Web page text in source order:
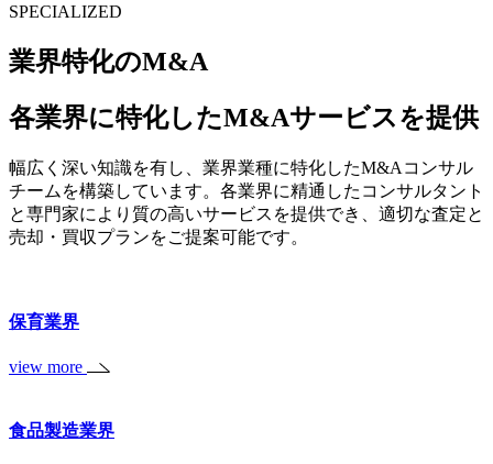
SPECIALIZED
業界特化のM&A
各業界に特化したM&Aサービスを提供
幅広く深い知識を有し、業界業種に特化したM&Aコンサル
チームを構築しています。各業界に精通したコンサルタント
と専門家により質の高いサービスを提供でき、適切な査定と
売却・買収プランをご提案可能です。
保育業界
view more
食品製造業界